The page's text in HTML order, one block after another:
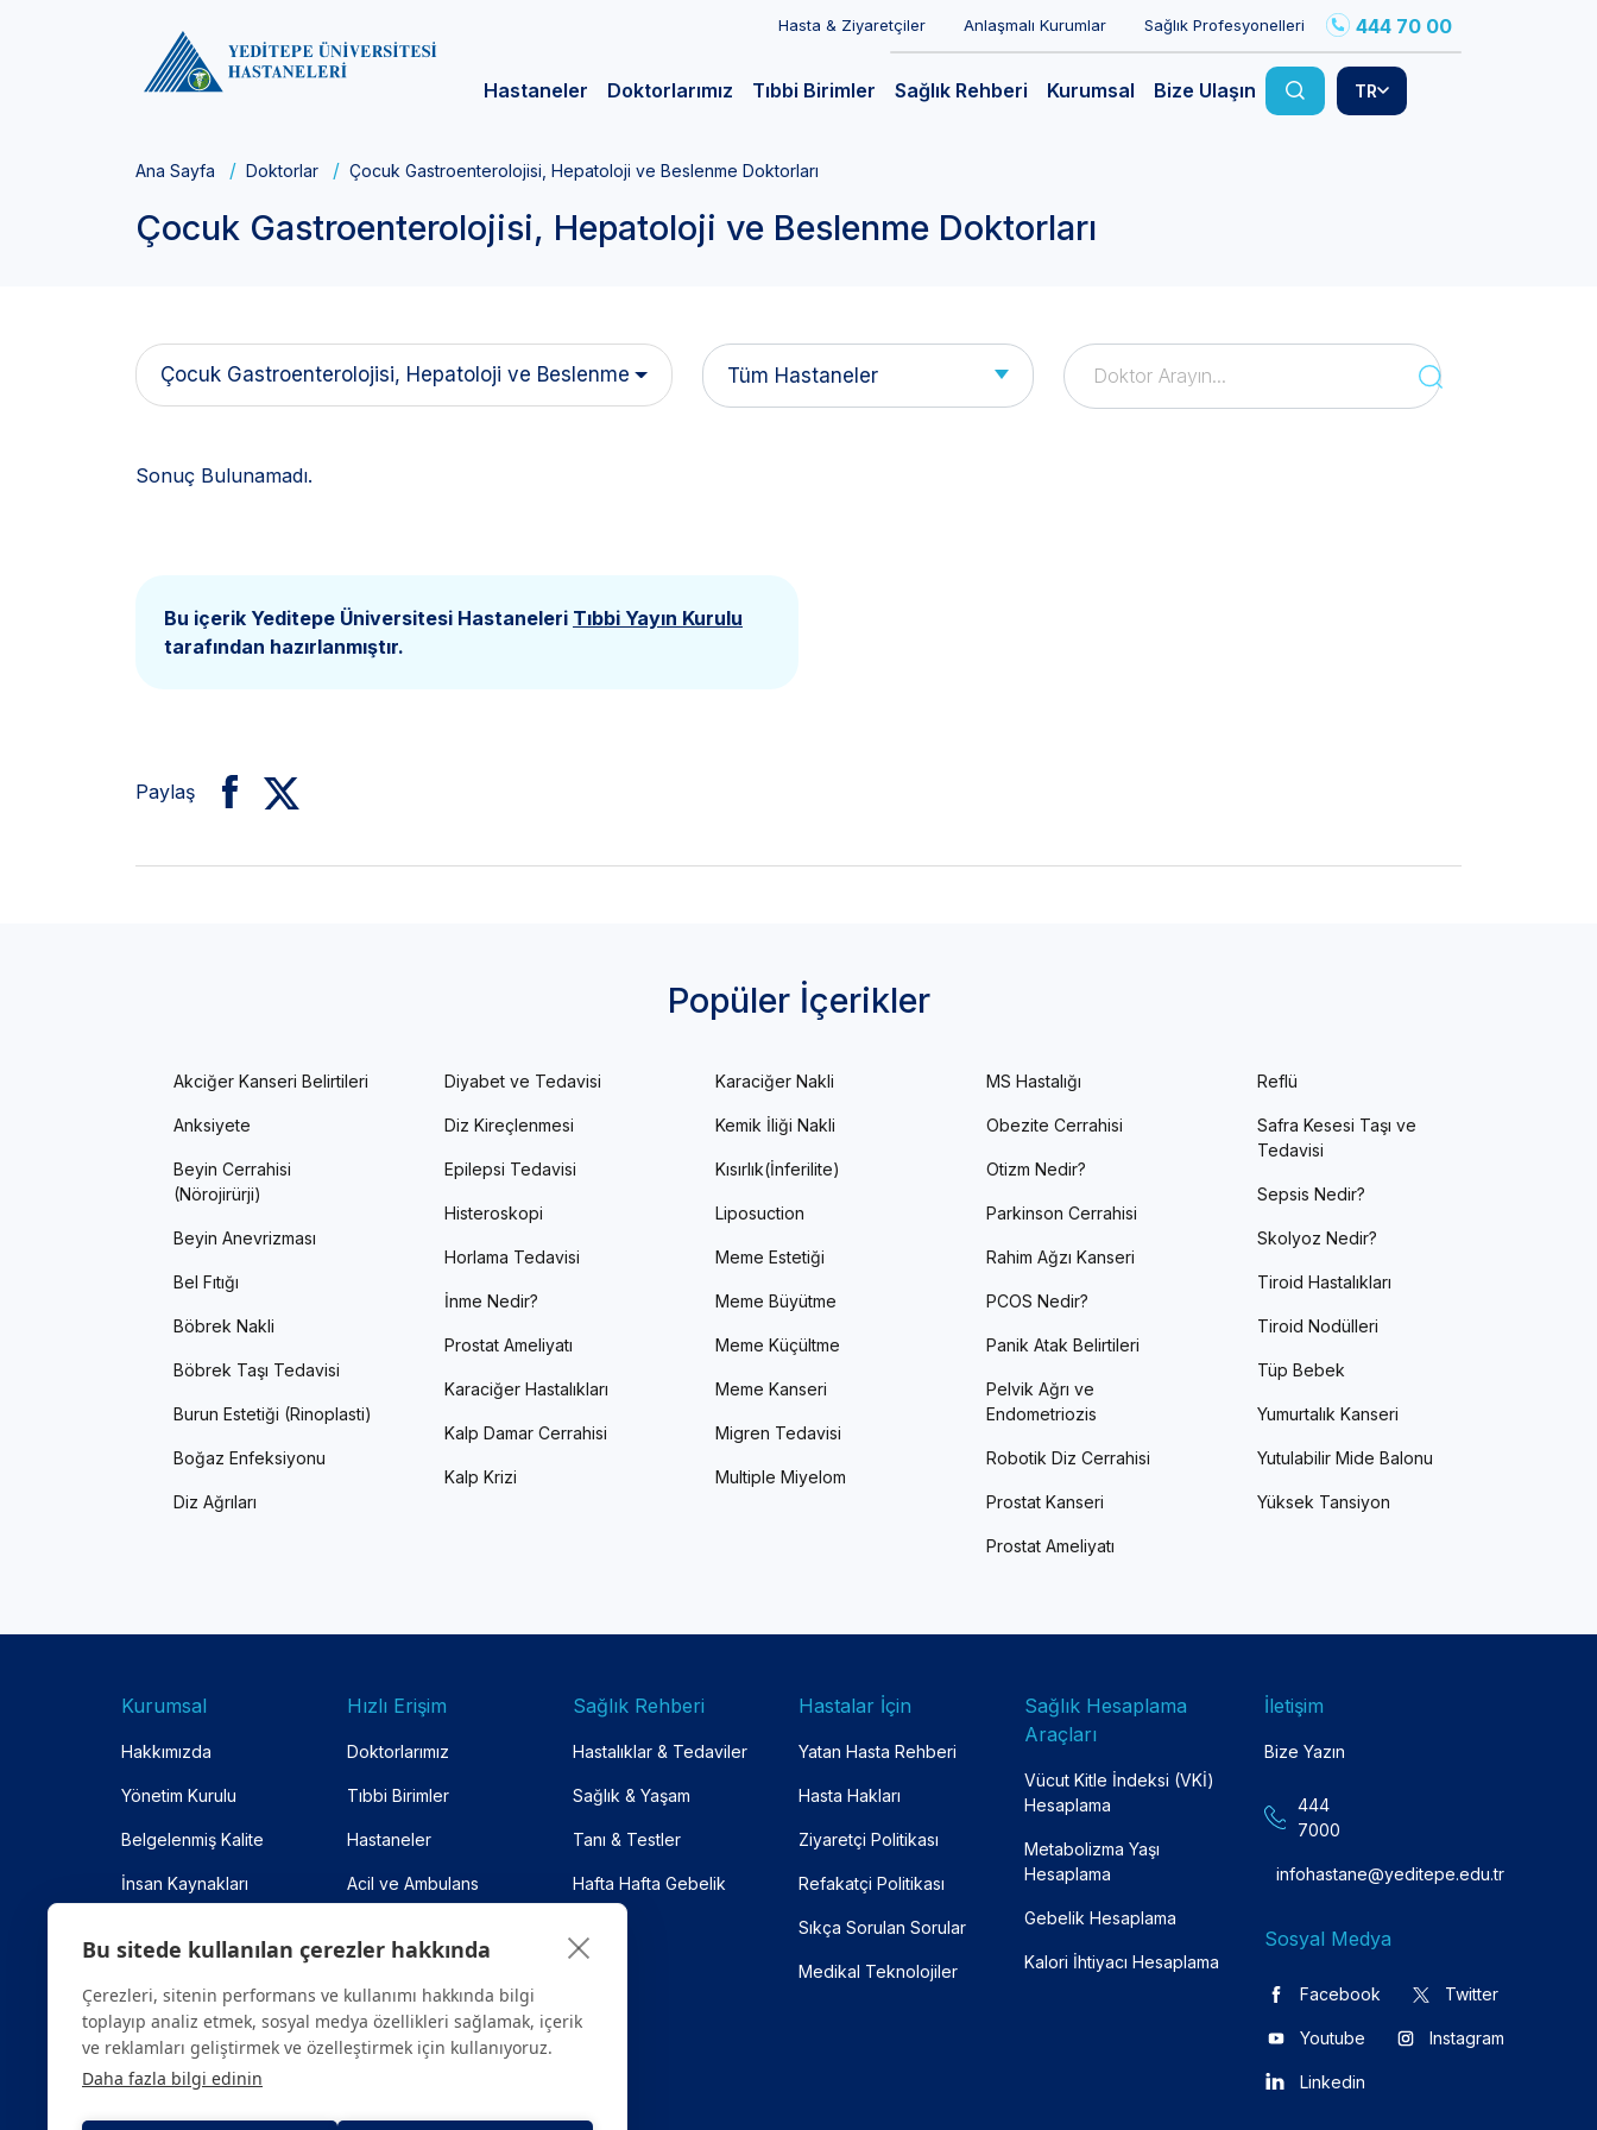
Hasta & Ziyaretçiler Anlaşmalı Kurumlar Sağlık Profesyonelleri 444 70 00
Hastaneler Doktorlarımız Tıbbi Birimler Sağlık Rehberi Kurumsal Bize Ulaşın TR
Ana Sayfa Doktorlar Çocuk Gastroenterolojisi, Hepatoloji ve Beslenme Doktorları
Çocuk Gastroenterolojisi, Hepatoloji ve Beslenme Doktorları
Çocuk Gastroenterolojisi, Hepatoloji ve Beslenme Tüm Hastaneler
Sonuç Bulunamadı.
Bu içerik Yeditepe Üniversitesi Hastaneleri Tıbbi Yayın Kurulu
tarafından hazırlanmıştır.
Paylaş
Popüler İçerikler
Akciğer Kanseri Belirtileri
Anksiyete
Beyin Cerrahisi
(Nörojirürji)
Beyin Anevrizması
Bel Fıtığı
Böbrek Nakli
Böbrek Taşı Tedavisi
Burun Estetiği (Rinoplasti)
Boğaz Enfeksiyonu
Diz Ağrıları
Diyabet ve Tedavisi
Diz Kireçlenmesi
Epilepsi Tedavisi
Histeroskopi
Horlama Tedavisi
İnme Nedir?
Prostat Ameliyatı
Karaciğer Hastalıkları
Kalp Damar Cerrahisi
Kalp Krizi
Karaciğer Nakli
Kemik İliği Nakli
Kısırlık(İnferilite)
Liposuction
Meme Estetiği
Meme Büyütme
Meme Küçültme
Meme Kanseri
Migren Tedavisi
Multiple Miyelom
MS Hastalığı
Obezite Cerrahisi
Otizm Nedir?
Parkinson Cerrahisi
Rahim Ağzı Kanseri
PCOS Nedir?
Panik Atak Belirtileri
Pelvik Ağrı ve
Endometriozis
Robotik Diz Cerrahisi
Prostat Kanseri
Prostat Ameliyatı
Reflü
Safra Kesesi Taşı ve
Tedavisi
Sepsis Nedir?
Skolyoz Nedir?
Tiroid Hastalıkları
Tiroid Nodülleri
Tüp Bebek
Yumurtalık Kanseri
Yutulabilir Mide Balonu
Yüksek Tansiyon
Kurumsal
Hakkımızda
Yönetim Kurulu
Belgelenmiş Kalite
İnsan Kaynakları
Hızlı Erişim
Doktorlarımız
Tıbbi Birimler
Hastaneler
Acil ve Ambulans
Sağlık Rehberi
Hastalıklar & Tedaviler
Sağlık & Yaşam
Tanı & Testler
Hafta Hafta Gebelik
Hastalar İçin
Yatan Hasta Rehberi
Hasta Hakları
Ziyaretçi Politikası
Refakatçi Politikası
Sıkça Sorulan Sorular
Medikal Teknolojiler
Sağlık Hesaplama
Araçları
Vücut Kitle İndeksi (VKİ)
Hesaplama
Metabolizma Yaşı
Hesaplama
Gebelik Hesaplama
Kalori İhtiyacı Hesaplama
İletişim
Bize Yazın
444
7000
infohastane@yeditepe.edu.tr
Sosyal Medya
Facebook Twitter
Youtube Instagram
Linkedin
Bu sitede kullanılan çerezler hakkında
Çerezleri, sitenin performans ve kullanımı hakkında bilgi
toplayıp analiz etmek, sosyal medya özellikleri sağlamak, içerik
ve reklamları geliştirmek ve özelleştirmek için kullanıyoruz.
Daha fazla bilgi edinin